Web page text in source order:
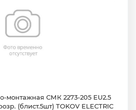
монтажная СМК 2273-205 EU2.5
(блист.5шт) TOKOV ELECTRIC